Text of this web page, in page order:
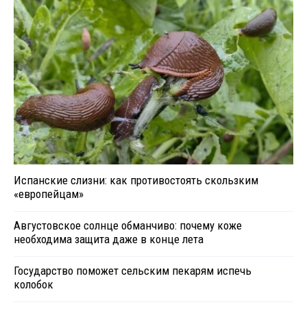
Испанские слизни: как противостоять скользким
«европейцам»
Августовское солнце обманчиво: почему коже
необходима защита даже в конце лета
Государство поможет сельским пекарям испечь
колобок